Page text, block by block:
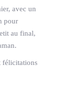
avec un
pour
au final,
félicitations